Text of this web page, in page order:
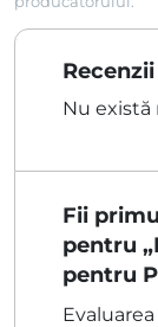
Recenzii
Nu există
Fii
pentru
pentru